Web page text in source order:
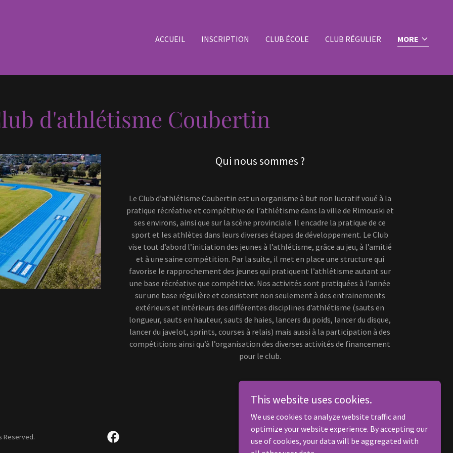
ACCUEIL INSCRIPTION CLUB ÉCOLE CLUB RÉGULIER MORE
d'athlétisme Coubertin
Qui nous sommes ?
Le Club d’athlétisme Coubertin est un organisme à but non lucratif voué à la
pratique récréative et compétitive de l’athlétisme dans la ville de Rimouski et
ses environs, ainsi que sur la scène provinciale. Il encadre la pratique de ce
sport et les athlètes dans leurs diverses étapes de développement. Le Club
vise tout d’abord l’initiation des jeunes à l’athlétisme, grâce au jeu, à l’amitié
et à une saine compétition. Par la suite, il met en place une structure qui
favorise le rapprochement des jeunes qui pratiquent l’athlétisme autant sur
une base récréative que compétitive. Nos activités sont pratiquées à l’année
sur une base régulière et consistent non seulement à des entrainements
extérieurs et intérieurs des différentes disciplines d’athlétisme (sauts en
longueur, sauts en hauteur, sauts de haies, lancers du poids, lancer du disque,
lancer du javelot, sprints, courses à relais) mais aussi à la participation à des
compétitions ainsi qu’à l’organisation des diverses activités de financement
pour le club.
Reserved.
Powered by
This website uses cookies.
We use cookies to analyze website traffic and
optimize your website experience. By accepting our
use of cookies, your data will be aggregated with